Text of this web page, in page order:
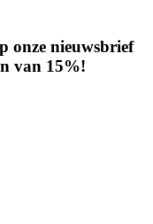
onze nieuwsbrief
van 15%!